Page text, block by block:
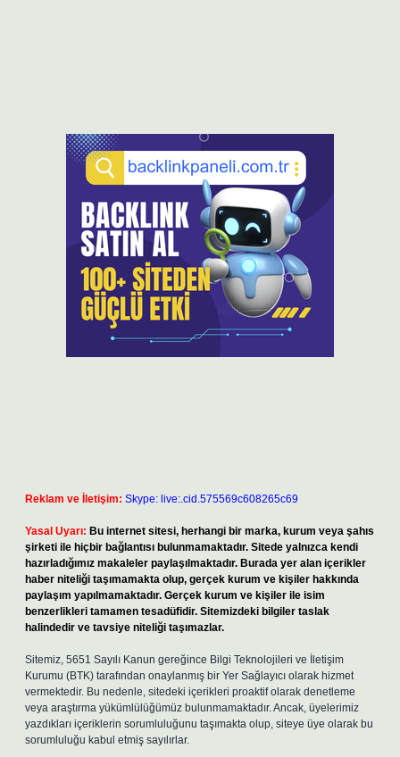
Reklam ve İletişim: Skype: live:.cid.575569c608265c69
Yasal Uyarı: Bu internet sitesi, herhangi bir marka, kurum veya şahıs
şirketi ile hiçbir bağlantısı bulunmamaktadır. Sitede yalnızca kendi
hazırladığımız makaleler paylaşılmaktadır. Burada yer alan içerikler
haber niteliği taşımamakta olup, gerçek kurum ve kişiler hakkında
paylaşım yapılmamaktadır. Gerçek kurum ve kişiler ile isim
benzerlikleri tamamen tesadüfidir. Sitemizdeki bilgiler taslak
halindedir ve tavsiye niteliği taşımazlar.
Sitemiz, 5651 Sayılı Kanun gereğince Bilgi Teknolojileri ve İletişim
Kurumu (BTK) tarafından onaylanmış bir Yer Sağlayıcı olarak hizmet
vermektedir. Bu nedenle, sitedeki içerikleri proaktif olarak denetleme
veya araştırma yükümlülüğümüz bulunmamaktadır. Ancak, üyelerimiz
yazdıkları içeriklerin sorumluluğunu taşımakta olup, siteye üye olarak bu
sorumluluğu kabul etmiş sayılırlar.